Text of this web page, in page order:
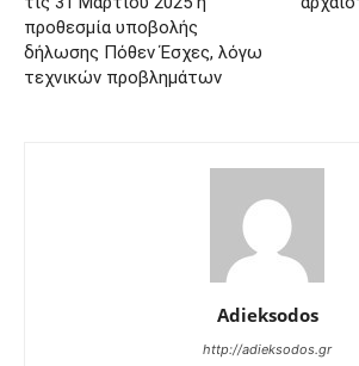
προθεσμία υποβολής
δήλωσης Πόθεν Έσχες, λόγω
τεχνικών προβλημάτων
Adieksodos
http://adieksodos.gr